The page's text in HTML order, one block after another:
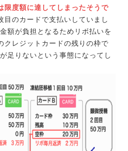
限度額に達してしまったそうで
目のカードで支払いしていまし
額が負担となるためリボ払いを
クレジットカードの残りの枠で
足りないという事態になってし